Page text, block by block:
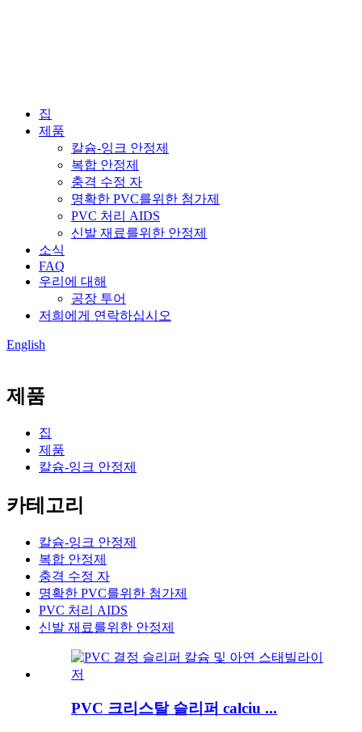
집
제품
칼슘-잉크 안정제
복합 안정제
충격 수정 자
명확한 PVC를위한 첨가제
PVC 처리 AIDS
신발 재료를위한 안정제
소식
FAQ
우리에 대해
공장 투어
저희에게 연락하십시오
English
제품
집
제품
칼슘-잉크 안정제
카테고리
칼슘-잉크 안정제
복합 안정제
충격 수정 자
명확한 PVC를위한 첨가제
PVC 처리 AIDS
신발 재료를위한 안정제
PVC 크리스탈 슬리퍼 calciu ...